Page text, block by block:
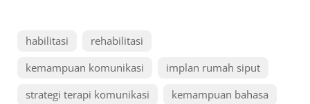
habilitasi
rehabilitasi
kemampuan komunikasi
implan rumah siput
strategi terapi komunikasi
kemampuan bahasa